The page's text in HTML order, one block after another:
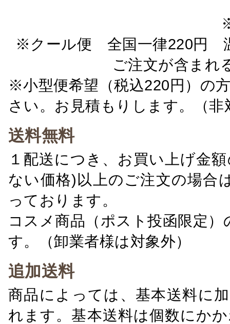
※クール便 全国一律220円
ご注文が含ま
※小型便希望（税込220円）の
さい。お見積もりします。（非
送料無料
１配送につき、お買い上げ金
ない価格)以上のご注文の場合
っております。
コスメ商品（ポスト投函限定
す。（卸業者様は対象外）
追加送料
商品によっては、基本送料に
れます。基本送料は個数にか